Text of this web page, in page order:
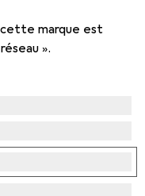
cette marque est
».